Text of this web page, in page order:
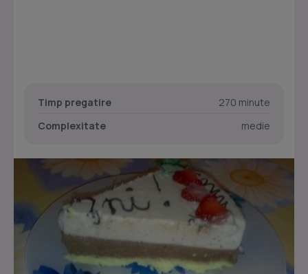
Timp pregatire
270 minute
Complexitate
medie